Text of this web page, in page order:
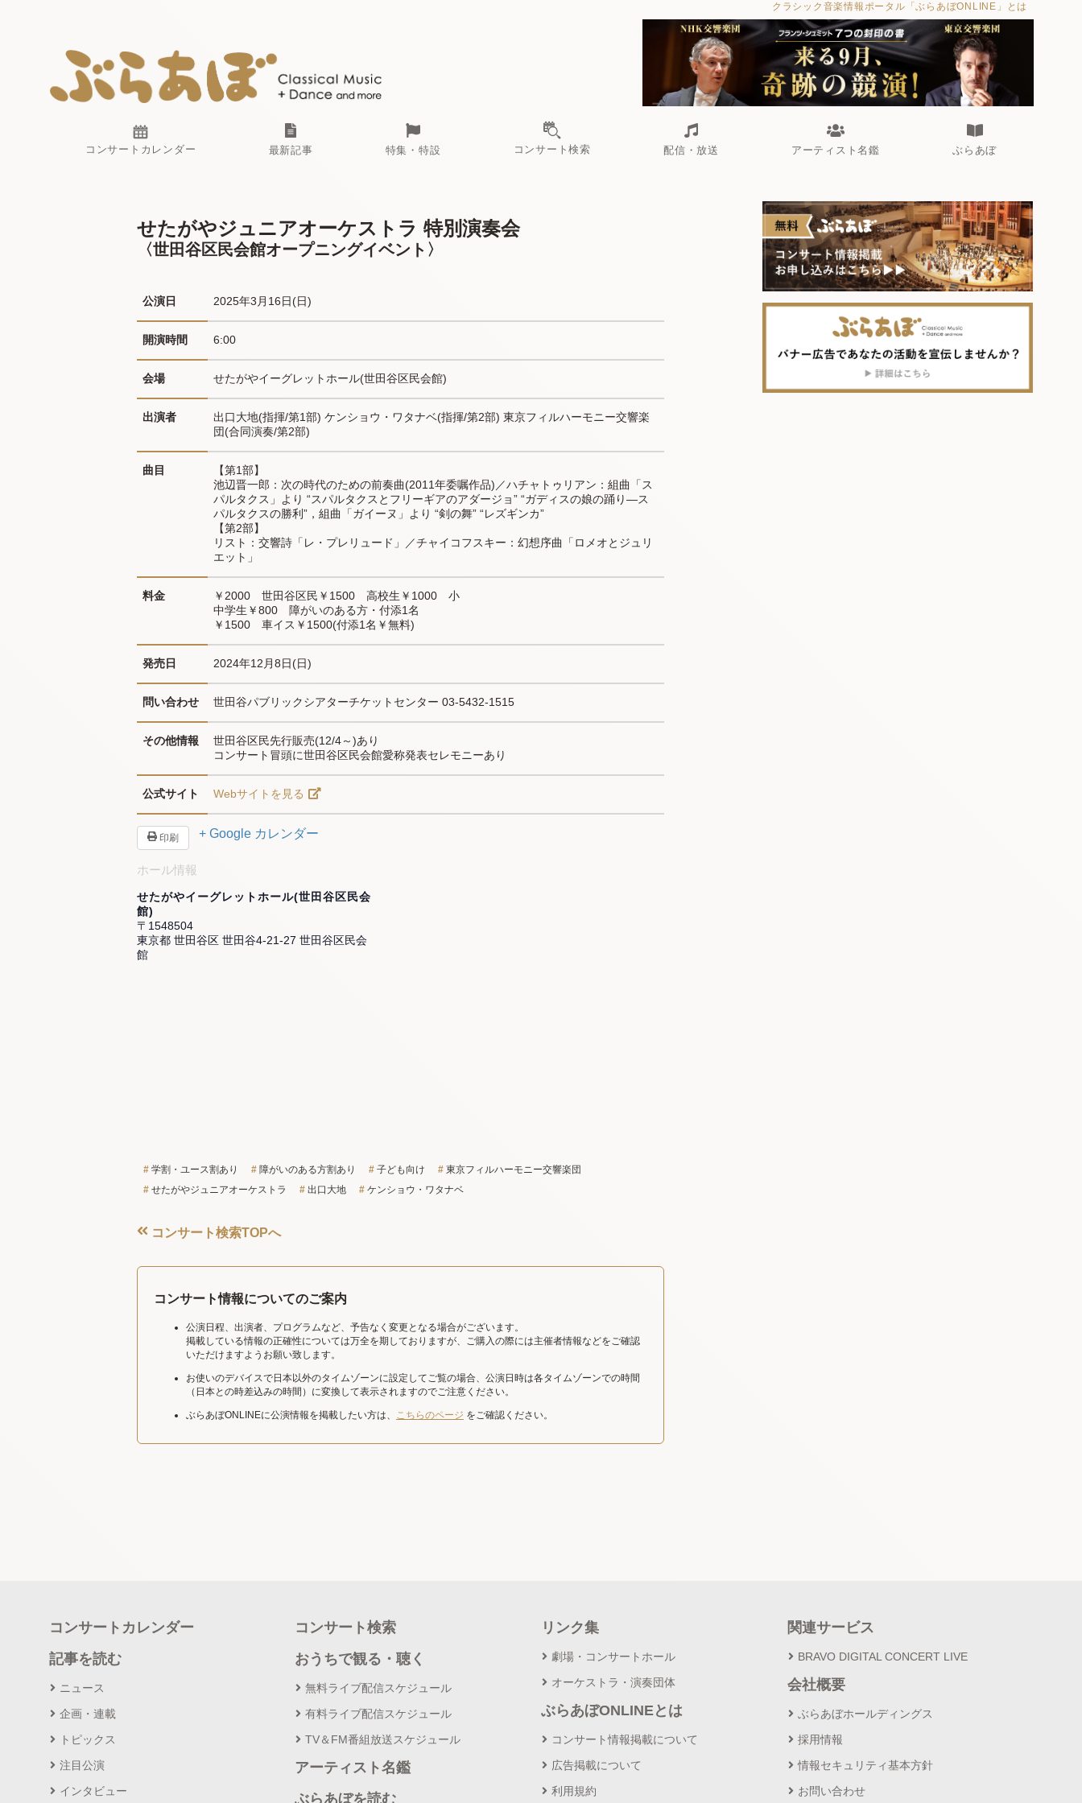
クラシック音楽情報ポータル「ぶらあぼONLINE」とは
コンサートカレンダー 最新記事 特集・特設 コンサート検索 配信・放送 アーティスト名鑑 ぶらあぼ
せたがやジュニアオーケストラ 特別演奏会
〈世田谷区民会館オープニングイベント〉
公演日 2025年3月16日(日)
開演時間 6:00
会場 せたがやイーグレットホール(世田谷区民会館)
出演者
出口大地(指揮/第1部) ケンショウ・ワタナベ(指揮/第2部) 東京フィルハーモニー交響楽
団(合同演奏/第2部)
曲目
【第1部】
池辺晋一郎：次の時代のための前奏曲(2011年委嘱作品)／ハチャトゥリアン：組曲「ス
パルタクス」より “スパルタクスとフリーギアのアダージョ” “ガディスの娘の踊り―ス
パルタクスの勝利”，組曲「ガイーヌ」より “剣の舞” “レズギンカ”
【第2部】
リスト：交響詩「レ・プレリュード」／チャイコフスキー：幻想序曲「ロメオとジュリ
エット」
料金
￥2000　世田谷区民￥1500　高校生￥1000　小
中学生￥800　障がいのある方・付添1名
￥1500　車イス￥1500(付添1名￥無料)
発売日 2024年12月8日(日)
問い合わせ 世田谷パブリックシアターチケットセンター 03-5432-1515
その他情報
世田谷区民先行販売(12/4～)あり
コンサート冒頭に世田谷区民会館愛称発表セレモニーあり
公式サイト Webサイトを見る
印刷 + Google カレンダー
ホール情報
せたがやイーグレットホール(世田谷区民会
館)
〒1548504
東京都 世田谷区 世田谷4-21-27 世田谷区民会
館
学割・ユース割あり 障がいのある方割あり 子ども向け
東京フィルハーモニー交響楽団
せたがやジュニアオーケストラ
出口大地 ケンショウ・ワタナベ
コンサート検索TOPへ
コンサート情報についてのご案内
公演日程、出演者、プログラムなど、予告なく変更となる場合がございます。
掲載している情報の正確性については万全を期しておりますが、ご購入の際には主催者情報などをご確認
いただけますようお願い致します。
お使いのデバイスで日本以外のタイムゾーンに設定してご覧の場合、公演日時は各タイムゾーンでの時間
（日本との時差込みの時間）に変換して表示されますのでご注意ください。
ぶらあぼONLINEに公演情報を掲載したい方は、 こちらのページ をご確認ください。
コンサートカレンダー
記事を読む
ニュース
企画・連載
トピックス
注目公演
インタビュー
コンサート検索
おうちで観る・聴く
無料ライブ配信スケジュール
有料ライブ配信スケジュール
TV＆FM番組放送スケジュール
アーティスト名鑑
ぶらあぼを読む
リンク集
劇場・コンサートホール
オーケストラ・演奏団体
ぶらあぼONLINEとは
コンサート情報掲載について
広告掲載について
利用規約
関連サービス
BRAVO DIGITAL CONCERT LIVE
会社概要
ぶらあぼホールディングス
採用情報
情報セキュリティ基本方針
お問い合わせ